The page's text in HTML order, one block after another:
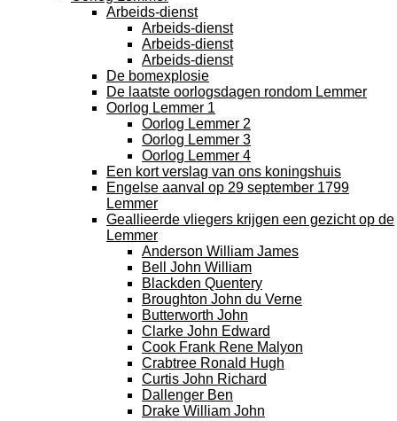
Arbeids-dienst
Arbeids-dienst
Arbeids-dienst
Arbeids-dienst
De bomexplosie
De laatste oorlogsdagen rondom Lemmer
Oorlog Lemmer 1
Oorlog Lemmer 2
Oorlog Lemmer 3
Oorlog Lemmer 4
Een kort verslag van ons koningshuis
Engelse aanval op 29 september 1799
Lemmer
Geallieerde vliegers krijgen een gezicht op de
Lemmer
Anderson William James
Bell John William
Blackden Quentery
Broughton John du Verne
Butterworth John
Clarke John Edward
Cook Frank Rene Malyon
Crabtree Ronald Hugh
Curtis John Richard
Dallenger Ben
Drake William John